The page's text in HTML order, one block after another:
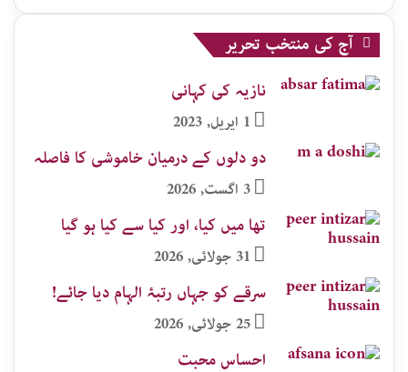
آج کی منتخب تحریر
نازیہ کی کہانی
1 اپریل, 2023
دو دلوں کے درمیان خاموشی کا فاصلہ
3 اگست, 2026
تھا میں کیا، اور کیا سے کیا ہو گیا
31 جولائی, 2026
سرقے کو جہاں رتبۂ الہام دیا جائے!
25 جولائی, 2026
احساس محبت